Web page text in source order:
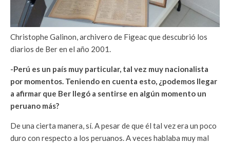
Christophe Galinon, archivero de Figeac que descubrió los
diarios de Ber en el año 2001.
-Perú es un país muy particular, tal vez muy nacionalista
por momentos. Teniendo en cuenta esto, ¿podemos llegar
a afirmar que Ber llegó a sentirse en algún momento un
peruano más?
De una cierta manera, sí. A pesar de que él tal vez era un poco
duro con respecto a los peruanos. A veces hablaba muy mal